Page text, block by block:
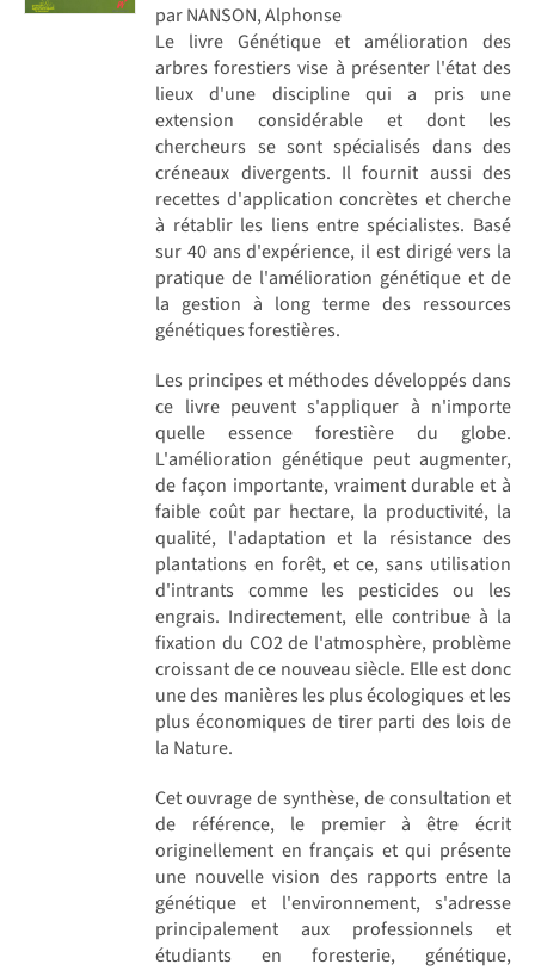
par NANSON, Alphonse
Le livre Génétique et amélioration des
arbres forestiers vise à présenter l'état des
lieux d'une discipline qui a pris une
extension considérable et dont les
chercheurs se sont spécialisés dans des
créneaux divergents. Il fournit aussi des
recettes d'application concrètes et cherche
à rétablir les liens entre spécialistes. Basé
sur 40 ans d'expérience, il est dirigé vers la
pratique de l'amélioration génétique et de
la gestion à long terme des ressources
génétiques forestières.
Les principes et méthodes développés dans
ce livre peuvent s'appliquer à n'importe
quelle essence forestière du globe.
L'amélioration génétique peut augmenter,
de façon importante, vraiment durable et à
faible coût par hectare, la productivité, la
qualité, l'adaptation et la résistance des
plantations en forêt, et ce, sans utilisation
d'intrants comme les pesticides ou les
engrais. Indirectement, elle contribue à la
fixation du CO2 de l'atmosphère, problème
croissant de ce nouveau siècle. Elle est donc
une des manières les plus écologiques et les
plus économiques de tirer parti des lois de
la Nature.
Cet ouvrage de synthèse, de consultation et
de référence, le premier à être écrit
originellement en français et qui présente
une nouvelle vision des rapports entre la
génétique et l'environnement, s'adresse
principalement aux professionnels et
étudiants en foresterie, génétique,